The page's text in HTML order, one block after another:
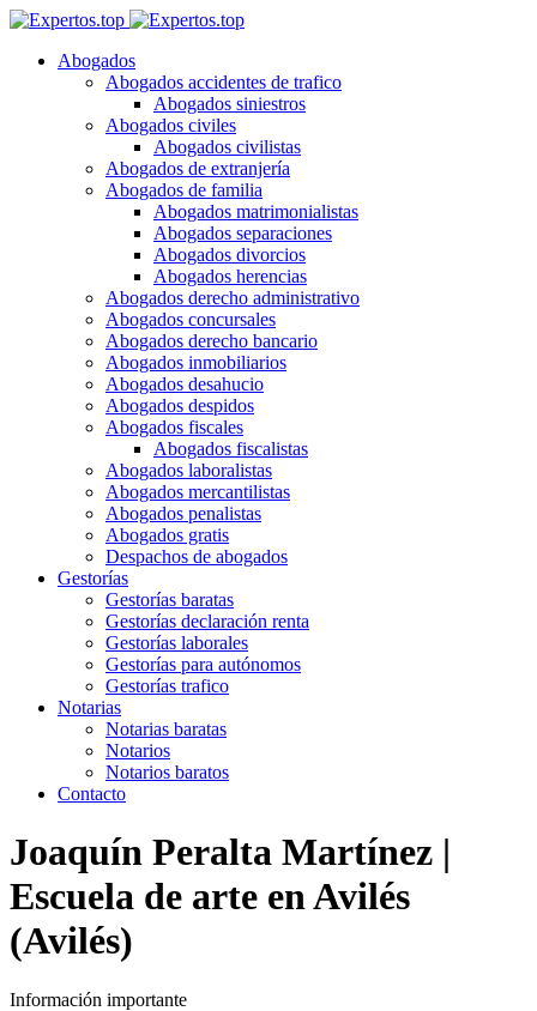
Abogados
Abogados accidentes de trafico
Abogados siniestros
Abogados civiles
Abogados civilistas
Abogados de extranjería
Abogados de familia
Abogados matrimonialistas
Abogados separaciones
Abogados divorcios
Abogados herencias
Abogados derecho administrativo
Abogados concursales
Abogados derecho bancario
Abogados inmobiliarios
Abogados desahucio
Abogados despidos
Abogados fiscales
Abogados fiscalistas
Abogados laboralistas
Abogados mercantilistas
Abogados penalistas
Abogados gratis
Despachos de abogados
Gestorías
Gestorías baratas
Gestorías declaración renta
Gestorías laborales
Gestorías para autónomos
Gestorías trafico
Notarias
Notarias baratas
Notarios
Notarios baratos
Contacto
Joaquín Peralta Martínez |
Escuela de arte en Avilés
(Avilés)
Información importante